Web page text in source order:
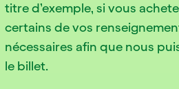
titre d’exemple, si vous
certains de vos
nécessaires afin que nous
le billet.